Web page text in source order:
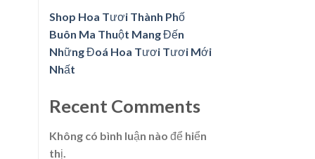
Shop Hoa Tươi Thành Phố
Buôn Ma Thuột Mang Đến
Những Đoá Hoa Tươi Tươi Mới
Nhất
Recent Comments
Không có bình luận nào để hiển
thị.